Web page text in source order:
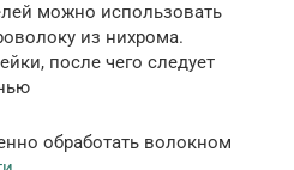
можно использовать
из нихрома.
после чего следует
обработать волокном